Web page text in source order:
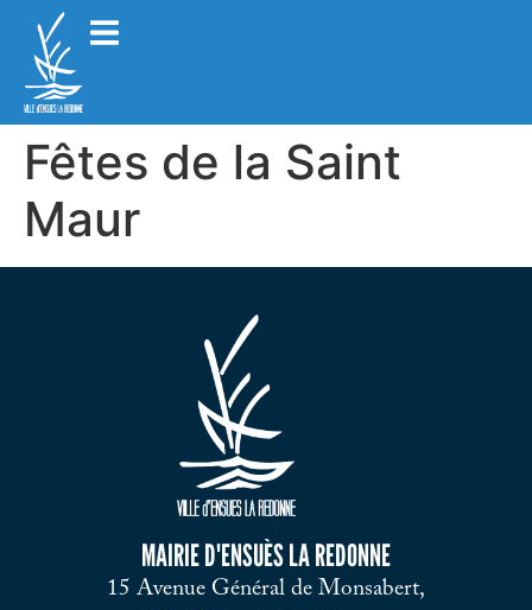
Fêtes de la Saint
Maur
MAIRIE D'ENSUÈS LA REDONNE
15 Avenue Général de Monsabert,